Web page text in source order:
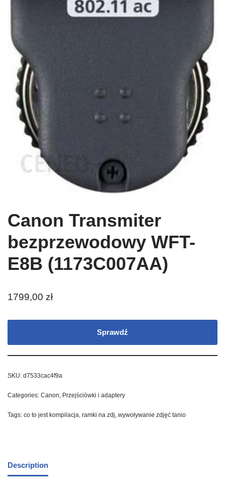
Canon Transmiter
bezprzewodowy WFT-
E8B (1173C007AA)
1799,00 zł
Sprawdź
SKU: d7533cac4f9a
Categories: Canon, Przejściówki i adaptery
Tags: co to jest kompilacja, ramki na zdj, wywoływanie zdjęć tanio
Description